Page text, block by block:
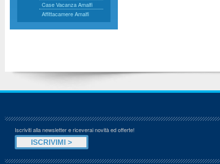
Case Vacanza Amalfi
Affittacamere Amalfi
Iscriviti alla newsletter e riceverai novità ed offerte!